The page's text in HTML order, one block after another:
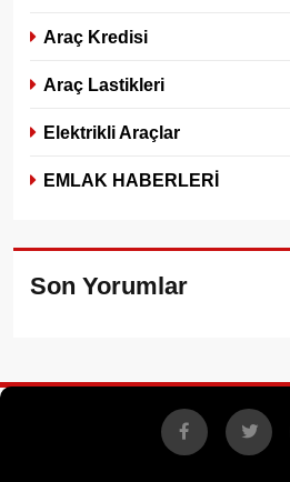
Araç Kredisi
Araç Lastikleri
Elektrikli Araçlar
EMLAK HABERLERİ
Son Yorumlar
Facebook
X